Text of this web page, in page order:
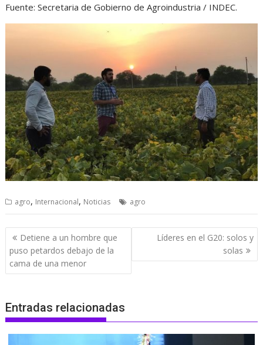
Fuente: Secretaria de Gobierno de Agroindustria / INDEC.
agro, Internacional, Noticias agro
Navegación
de
entradas
Detiene a un hombre que
puso petardos debajo de la
cama de una menor
Líderes en el G20: solos y
solas
Entradas relacionadas